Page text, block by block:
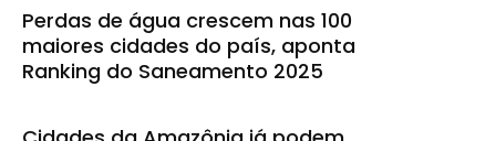
Perdas de água crescem nas 100
maiores cidades do país, aponta
Ranking do Saneamento 2025